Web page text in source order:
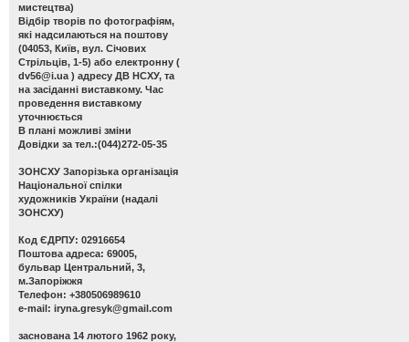
мистецтва)
Відбір творів по фотографіям,
які надсилаються на поштову
(04053, Київ, вул. Січових
Стрільців, 1-5) або електронну (
dv56@i.ua ) адресу ДВ НСХУ, та
на засіданні виставкому. Час
проведення виставкому
уточнюється
В плані можливі зміни
Довідки за тел.:(044)272-05-35
ЗОНСХУ Запорізька організація
Національної спілки
художників України (надалі
ЗОНСХУ)
Код ЄДРПУ: 02916654
Поштова адреса: 69005,
бульвар Центральний, 3,
м.Запоріжжя
Телефон: +380506989610
e-mail: iryna.gresyk@gmail.com
заснована 14 лютого 1962 року,